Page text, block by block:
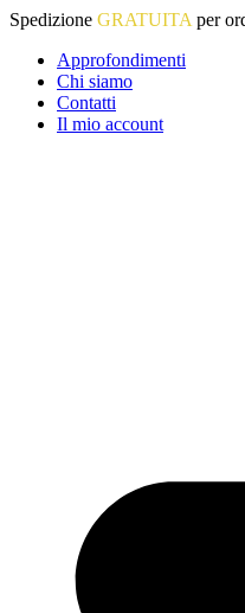
Vai
contenuto
Spedizione GRATUITA per
Approfondimenti
Chi siamo
Contatti
Il mio account